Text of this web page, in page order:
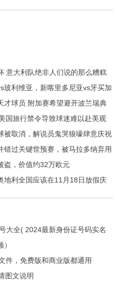
意大利队绝非人们说的那么糟糕
玻利维亚，新喀里多尼亚vs牙买加
才球员 附加赛希望避开波兰瑞典
国旅行禁令导致球迷难以赴美观
被取消，解说员鬼哭狼嚎肆意庆祝
过关键世预赛，被马拉多纳弃用
盗，价值约32万欧元
地利全国应该在11月18日放假庆
大全( 2024最新身份证号码实名
件，免费版和商业版都通用
图文说明